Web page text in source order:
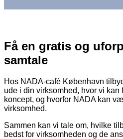
Få en gratis og
samtale
Hos NADA-café København
ude i din virksomhed, hvor vi
koncept, og hvorfor NADA kan
virksomhed.
Sammen kan vi tale om, hvilke
bedst for virksomheden og de